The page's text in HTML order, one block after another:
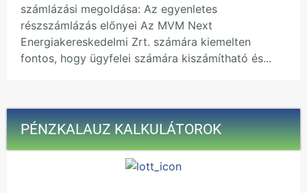
számlázási megoldása: Az egyenletes
részszámlázás előnyei Az MVM Next
Energiakereskedelmi Zrt. számára kiemelten
fontos, hogy ügyfelei számára kiszámítható és...
PÉNZKALAUZ KALKULÁTOROK